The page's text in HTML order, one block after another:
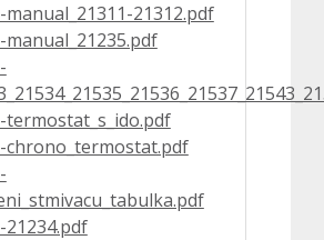
manual_21311-21312.pdf
manual_21235.pdf
termostat_s_ido.pdf
chrono_termostat.pdf
21234.pdf